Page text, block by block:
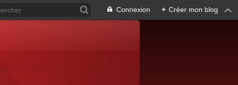
Connexion + Créer mon blog